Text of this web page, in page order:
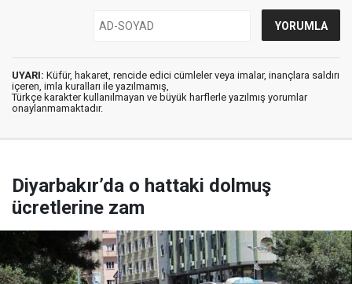
UYARI: Küfür, hakaret, rencide edici cümleler veya imalar, inançlara saldırı
içeren, imla kuralları ile yazılmamış,
Türkçe karakter kullanılmayan ve büyük harflerle yazılmış yorumlar
onaylanmamaktadır.
Diyarbakır’da o hattaki dolmuş
ücretlerine zam